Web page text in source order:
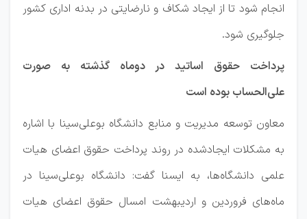
انجام شود تا از ایجاد شکاف و نارضایتی در بدنه اداری کشور
جلوگیری شود.
پرداخت حقوق اساتید در دوماه گذشته به صورت
علی‌الحساب بوده است
معاون توسعه مدیریت و منابع دانشگاه بوعلی‌سینا با اشاره
به مشکلات ایجادشده در روند پرداخت حقوق اعضای هیات
علمی دانشگاه‌ها، به ایسنا گفت: دانشگاه بوعلی‌سینا در
ماه‌های فروردین و اردیبهشت امسال حقوق اعضای هیات